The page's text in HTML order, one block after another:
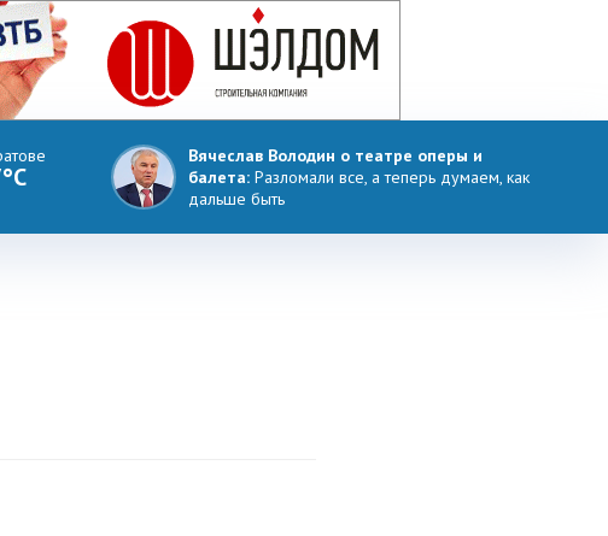
Вячеслав Володин о театре оперы и
балета: Разломали все, а теперь думаем, как
дальше быть